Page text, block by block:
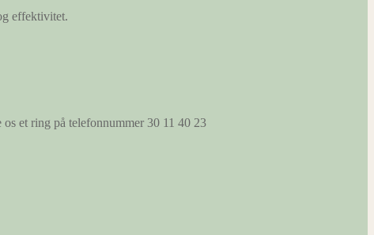
effektivitet.
os et ring på telefonnummer 30 11 40 23